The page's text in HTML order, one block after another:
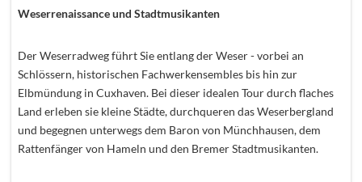
Weserrenaissance und Stadtmusikanten
Der Weserradweg führt Sie entlang der Weser - vorbei an
Schlössern, historischen Fachwerkensembles bis hin zur
Elbmündung in Cuxhaven. Bei dieser idealen Tour durch flaches
Land erleben sie kleine Städte, durchqueren das Weserbergland
und begegnen unterwegs dem Baron von Münchhausen, dem
Rattenfänger von Hameln und den Bremer Stadtmusikanten.